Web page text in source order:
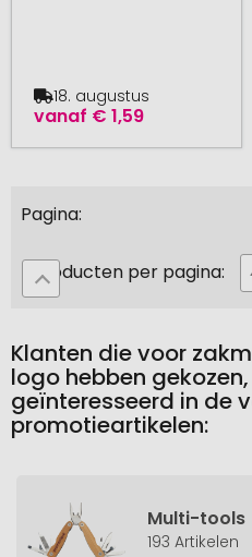
vanaf € 1,59
18. augustus
Pagina
Producten per pagina:
Klanten die voor
logo hebben
geïnteresseerd in de
promotieartikelen:
Multi-tools
193 Artikelen